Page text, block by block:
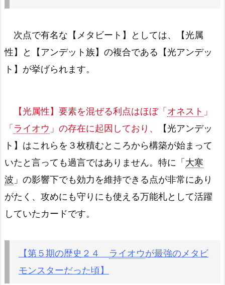
次点で有名な【メタビート】としては、【光属
性】と【アンデット族】の複合である【光アンデッ
ト】が挙げられます。
【光属性】要素を混ぜる利点はほぼ「 オネスト 」
「 ライオウ 」の存在に起因しており、
【光アンデッ
ト】はこれらを３枚積むところから構築が始まって
いたと言っても過言ではありません。特に「 大寒
波 」の影響下でも効力を維持できる点が非常にあり
がたく、攻めにも守りにも使える万能札として活躍
していたカードです。
【第５期の歴史２４ ライオウが最強のメタビ
モンスターだった頃】